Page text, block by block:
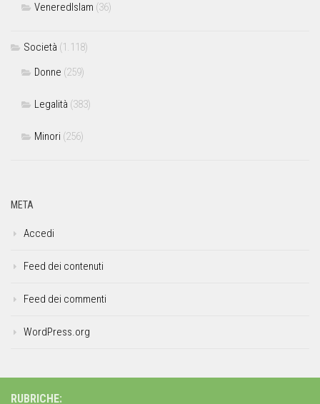
VeneredIslam (36)
Società (1.118)
Donne (259)
Legalità (383)
Minori (256)
META
Accedi
Feed dei contenuti
Feed dei commenti
WordPress.org
RUBRICHE: